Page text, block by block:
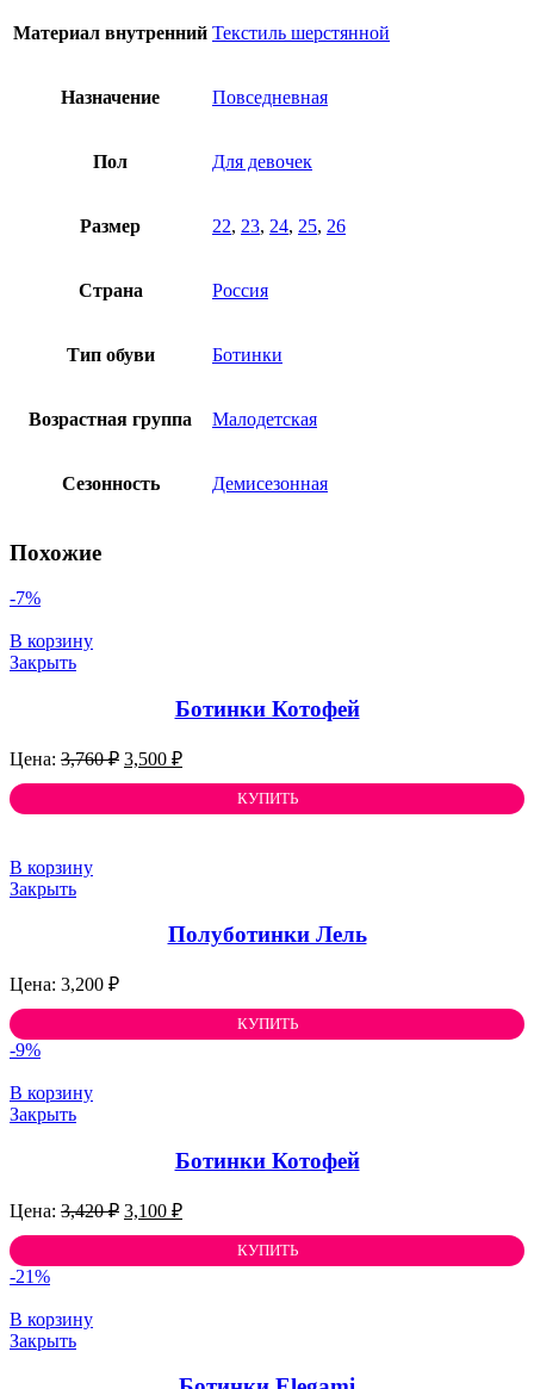
Материал внутренний Текстиль шерстянной
Назначение Повседневная
Пол Для девочек
Размер 22, 23, 24, 25, 26
Страна Россия
Тип обуви Ботинки
Возрастная группа Малодетская
Сезонность Демисезонная
Похожие
-7%
В корзину
Закрыть
Ботинки Котофей
3,760₽ Первоначальная
3,500 ₽Текущая
3,500 ₽.КУПИТЬ
В корзину
Закрыть
Полуботинки Лель
3,200 ₽
КУПИТЬ
-9%
В корзину
Закрыть
Ботинки Котофей
3,420₽ Первоначальная
3,100 ₽Текущая
3,100 ₽.КУПИТЬ
-21%
В корзину
Закрыть